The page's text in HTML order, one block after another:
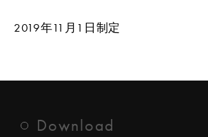
2019年11月1日制定
Download